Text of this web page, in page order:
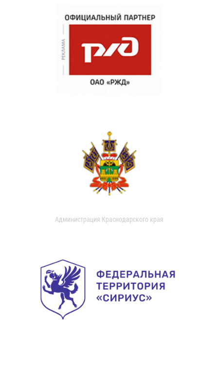
Администрация Краснодарского края